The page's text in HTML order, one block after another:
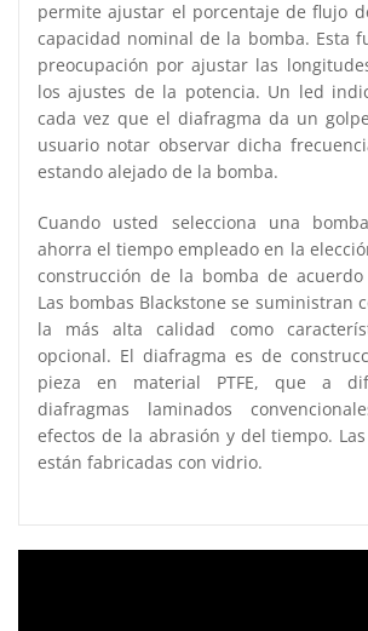
permite ajustar el porcentaje de flujo
capacidad nominal de la bomba. Esta
preocupación por ajustar las
los ajustes de la potencia. Un led
cada vez que el diafragma da un
usuario notar observar dicha
estando alejado de la bomba.
Cuando usted selecciona una
ahorra el tiempo empleado en la
construcción de la bomba de
Las bombas Blackstone se suministran
la más alta calidad como
opcional. El diafragma es de
pieza en material PTFE, que a
diafragmas laminados
efectos de la abrasión y del tiempo.
están fabricadas con vidrio.